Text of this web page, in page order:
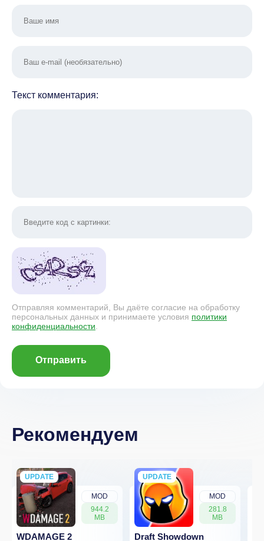
Текст комментария:
Отправляя комментарий, Вы даёте согласие на обработку
персональных данных и принимаете условия политики
конфиденциальности
Отправить
Рекомендуем
MOD
944.2
MB
UPDATE
NEW
WDAMAGE 2
MOD
281.8
MB
UPDATE
NEW
Draft Showdown